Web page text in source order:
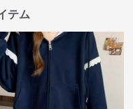
テム